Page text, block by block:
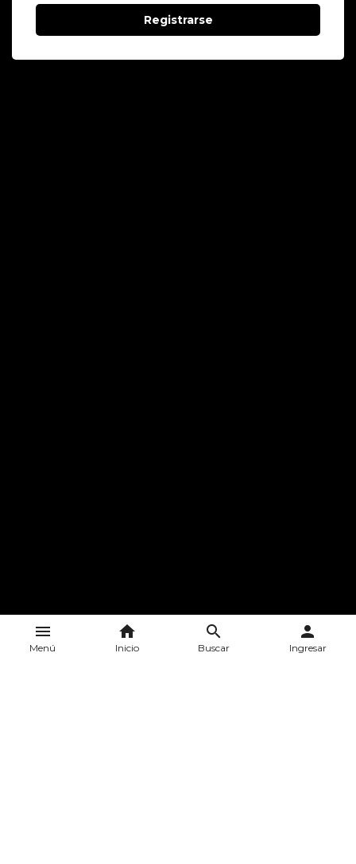
menu
Menú
home
Inicio
search
Buscar
person
Ingresar
Registrarse